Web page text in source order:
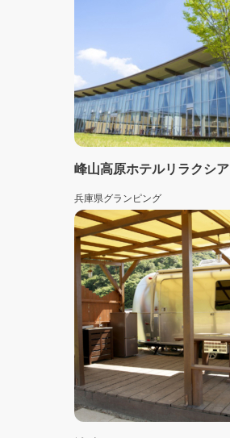
峰山高原ホテルリラクシア
兵庫県グランピング